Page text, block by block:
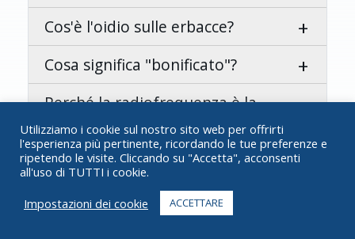
Cos'è l'oidio sulle erbacce?
Cosa significa "bonificato"?
Perché la radiofrequenza è la
scelta migliore per ottenere
cannabis pulita?
Cosa rende la tecnologia non
ionizzante migliore per la
decontaminazione della cannabis?
Utilizziamo i cookie sul nostro sito web per offrirti
l'esperienza più pertinente, ricordando le tue preferenze e
ripetendo le visite. Cliccando su "Accetta", acconsenti
all'uso di TUTTI i cookie.
Impostazioni dei cookie
ACCETTARE